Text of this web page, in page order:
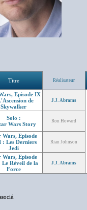
Titre Réalisateur
Episode IX
de
Skywalker
J.J. Abrams
Solo :
Wars Story
Ron Howard
Wars, Episode
Les Derniers
Jedi
Rian Johnson
Wars, Episode
Réveil de la
Force
J.J. Abrams